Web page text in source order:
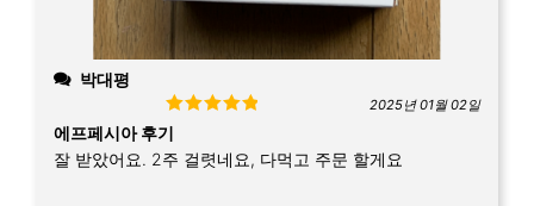
박대평
Rated
of 5
2025년 01월 02일
에프페시아 후기
잘 받았어요. 2주 걸렷네요, 다먹고 주문 할게요